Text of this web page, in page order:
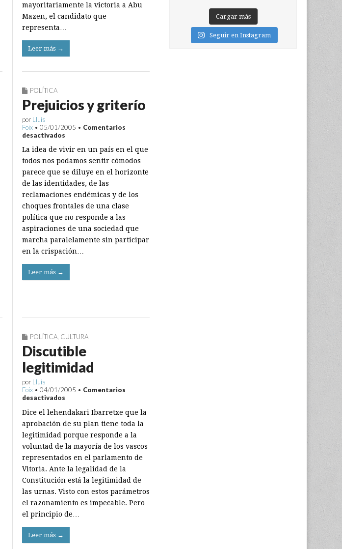
mayoritariamente la victoria a Abu
Mazen, el candidato que
representa…
Leer más →
POLÍTICA
Prejuicios y griterío
por Lluís
Foix • 05/01/2005 • Comentarios
desactivados
y
griterío
La idea de vivir en un país en el que
todos nos podamos sentir cómodos
parece que se diluye en el horizonte
de las identidades, de las
reclamaciones endémicas y de los
choques frontales de una clase
política que no responde a las
aspiraciones de una sociedad que
marcha paralelamente sin participar
en la crispación…
Leer más →
POLÍTICA, CULTURA
Discutible
legitimidad
por Lluís
Foix • 04/01/2005 • Comentarios
desactivados
legitimidad
Dice el lehendakari Ibarretxe que la
aprobación de su plan tiene toda la
legitimidad porque responde a la
voluntad de la mayoría de los vascos
representados en el parlamento de
Vitoria. Ante la legalidad de la
Constitución está la legitimidad de
las urnas. Visto con estos parámetros
el razonamiento es impecable. Pero
el principio de…
Leer más →
Cargar más
Seguir en Instagram